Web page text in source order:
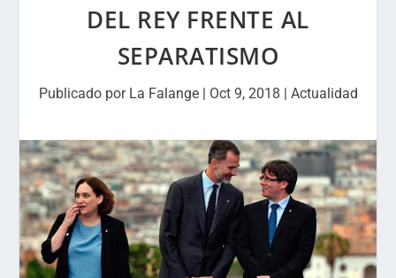
DEL REY FRENTE AL
SEPARATISMO
Publicado por La Falange| Oct 9, 2018 | Actualidad